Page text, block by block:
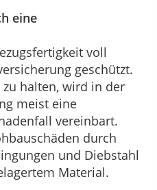
eine
voll
geschützt.
halten, wird in der
meist eine
vereinbart.
durch
und Diebstahl
Material.